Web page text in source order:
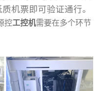
机票即可验证通行。
控工控机需要在多个环节